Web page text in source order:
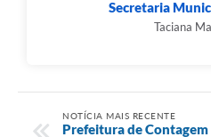
Secretaria
Taciana
NOTÍCIA MAIS RECENTE
Prefeitura de